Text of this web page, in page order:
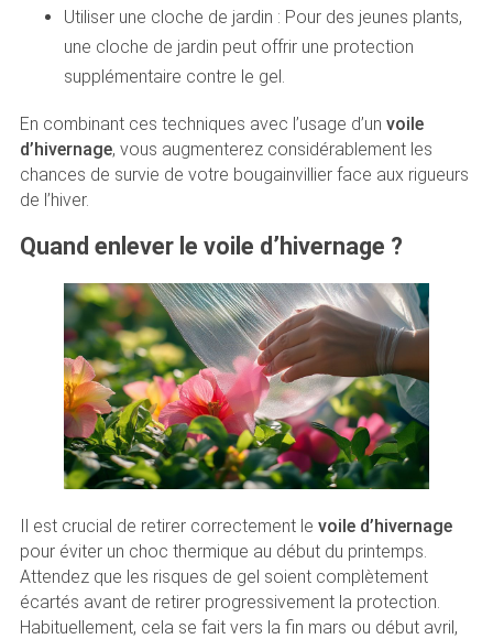
Utiliser une cloche de jardin : Pour des jeunes plants,
une cloche de jardin peut offrir une protection
supplémentaire contre le gel.
En combinant ces techniques avec l’usage d’un voile
d’hivernage, vous augmenterez considérablement les
chances de survie de votre bougainvillier face aux rigueurs
de l’hiver.
Quand enlever le voile d’hivernage ?
Il est crucial de retirer correctement le voile d’hivernage
pour éviter un choc thermique au début du printemps.
Attendez que les risques de gel soient complètement
écartés avant de retirer progressivement la protection.
Habituellement, cela se fait vers la fin mars ou début avril,